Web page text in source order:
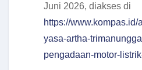
Juni 2026, diakses di
https://
yasa-artha-
pengadaan-motor-